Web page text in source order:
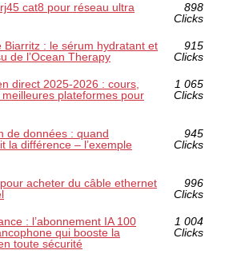
cat8 pour réseau ultra
898
Clicks
Biarritz : le sérum hydratant et
de l’Ocean Therapy
915
Clicks
direct 2025-2026 : cours,
plateformes pour
1 065
Clicks
de données : quand
la différence – l’exemple
945
Clicks
acheter du câble ethernet
996
Clicks
: l’abonnement IA 100
qui booste la
toute sécurité
1 004
Clicks